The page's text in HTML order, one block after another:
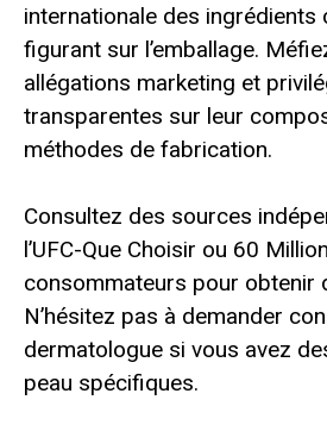
internationale des ingrédients
figurant sur l’emballage.
allégations marketing et
transparentes sur leur
méthodes de fabrication.
Consultez des sources
l’UFC-Que Choisir ou 60
consommateurs pour obtenir
N’hésitez pas à demander
dermatologue si vous avez
peau spécifiques.